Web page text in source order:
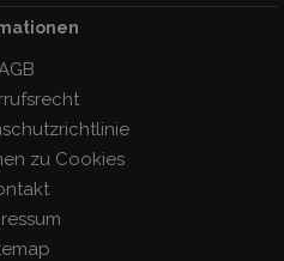
zu Cookies